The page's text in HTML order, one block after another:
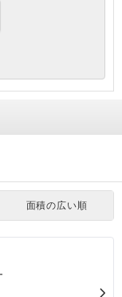
面積の広い順